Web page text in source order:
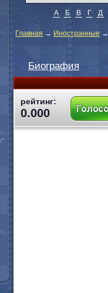
А Б В Г Д
Главная → Иностранные →
Биография
рейтинг:
0.000